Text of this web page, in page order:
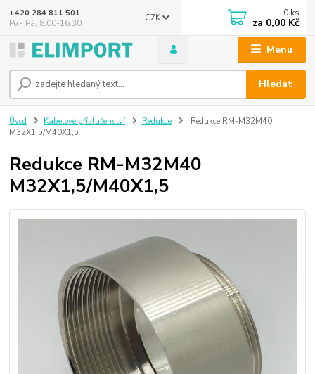
Menu
CZK
Hledat
+420 284 811 501
Po - Pá, 8:00-16:30
0 ks
za 0,00 Kč
Úvod Kabelové příslušenství Redukce
Redukce RM-M32M40
M32X1,5/M40X1,5
Redukce RM-M32M40
M32X1,5/M40X1,5